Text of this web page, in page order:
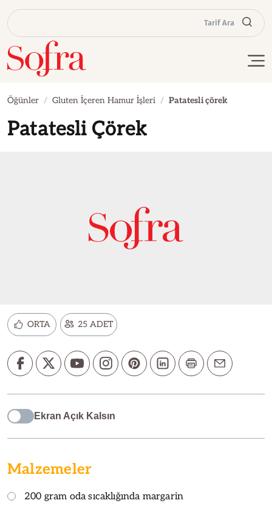
Tarif Ara
Öğünler Gluten İçeren Hamur İşleri Patatesli çörek
Patatesli Çörek
ORTA 25 ADET
Ekran Açık Kalsın
Malzemeler
200 gram oda sıcaklığında margarin